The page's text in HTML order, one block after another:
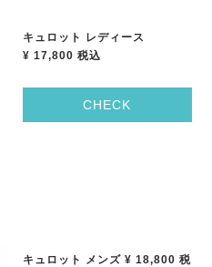
キュロット レディース
¥ 17,800税込
CHECK
キュロット メンズ¥ 18,800税